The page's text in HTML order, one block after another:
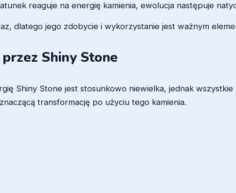
reaguje na energię kamienia, ewolucja następuje
dlatego jego zdobycie i wykorzystanie jest ważnym
Shiny Stone
Shiny Stone jest stosunkowo niewielka, jednak
transformację po użyciu tego kamienia.